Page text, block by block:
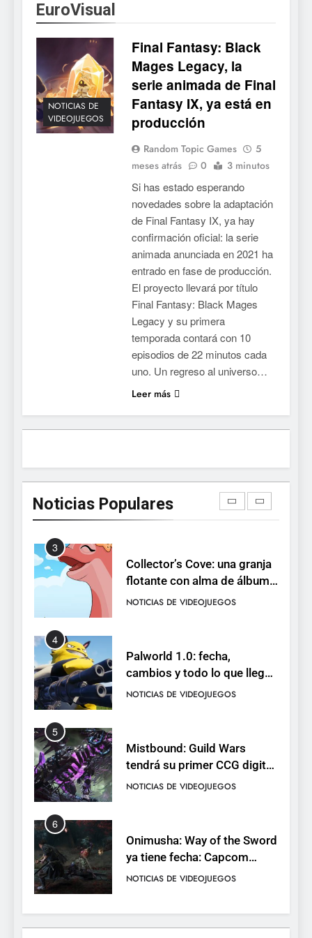
EuroVisual
NOTICIAS DE
VIDEOJUEGOS
Final Fantasy: Black
Mages Legacy, la
serie animada de Final
Fantasy IX, ya está en
producción
Random Topic Games
5
meses atrás
0 3 minutos
Si has estado esperando
novedades sobre la adaptación
de Final Fantasy IX, ya hay
confirmación oficial: la serie
animada anunciada en 2021 ha
entrado en fase de producción.
El proyecto llevará por título
Final Fantasy: Black Mages
Legacy y su primera
temporada contará con 10
episodios de 22 minutos cada
uno. Un regreso al universo…
Leer más
Noticias Populares
para PC y móviles
NOTICIAS DE VIDEOJUEGOS
6
Onimusha: Way of the Sword
ya tiene fecha: Capcom
reservas
NOTICIAS DE VIDEOJUEGOS
No Rest for the Wicked
confirma su versión 1.0 para
octubre en PS5 y PC
NOTICIAS DE VIDEOJUEGOS
Stuntman: Hollywood
devuelve el espectáculo de
la conducción acrobática a
PS5, Xbox Series X|S y PC
NOTICIAS DE VIDEOJUEGOS
Ragnarok Origin: Classic ya
está disponible, y es el único
RO F2P-friendly de la saga
NOTICIAS DE VIDEOJUEGOS
Humble Choice de julio
Neon White en el mismo
pack
NOTICIAS DE VIDEOJUEGOS
3
Collector’s Cove: una granja
flotante con alma de álbum
de cromos
NOTICIAS DE VIDEOJUEGOS
4
Palworld 1.0: fecha,
cambios y todo lo que llega
con el lanzamiento
NOTICIAS DE VIDEOJUEGOS
5
Mistbound: Guild Wars
tendrá su primer CCG digital
para PC y móviles
NOTICIAS DE VIDEOJUEGOS
6
Onimusha: Way of the Sword
ya tiene fecha: Capcom
lanza demo gratuita y abre
NOTICIAS DE VIDEOJUEGOS
7
No Rest for the Wicked